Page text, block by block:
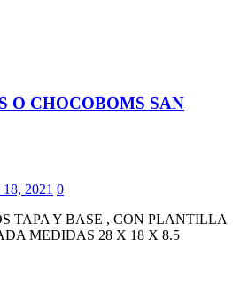
O CHOCOBOMS SAN
18, 2021 0
TAPA Y BASE , CON PLANTILLA
MEDIDAS 28 X 18 X 8.5